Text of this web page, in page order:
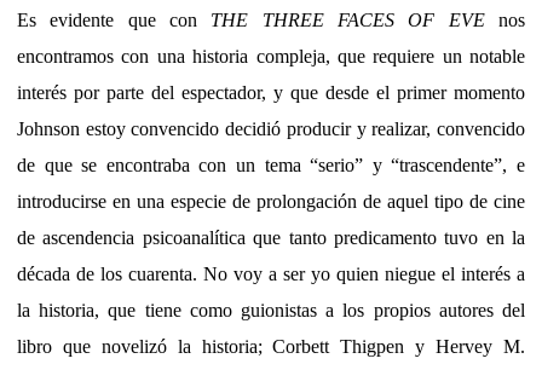
Es evidente que con THE THREE FACES OF EVEnos
encontramos con una historia compleja, que requiere un notable
interés por parte del espectador, y que desde el primer momento
Johnson estoy convencido decidió producir y realizar, convencido
de que se encontraba con un tema “serio” y “trascendente”, e
introducirse en una especie de prolongación de aquel tipo de cine
de ascendencia psicoanalítica que tanto predicamento tuvo en la
década de los cuarenta. No voy a ser yo quien niegue el interés a
la historia, que tiene como guionistas a los propios autores del
libro que novelizó la historia; Corbett Thigpen y Hervey M.